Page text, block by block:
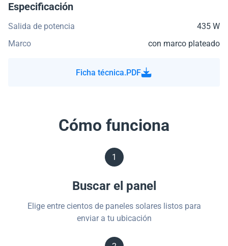
Especificación
Salida de potencia
435 W
Marco
con marco plateado
Ficha técnica.PDF
Cómo funciona
1
Buscar el panel
Elige entre cientos de paneles solares listos para
enviar a tu ubicación